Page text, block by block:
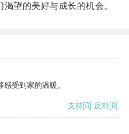
望的美好与成长的机会。
受到家的温暖。
支持[0] 反对[0]